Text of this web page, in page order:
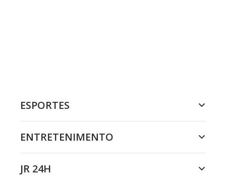
ESPORTES
ENTRETENIMENTO
JR 24H